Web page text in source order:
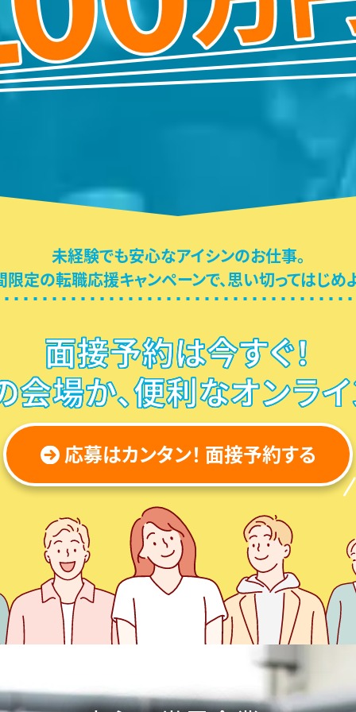
未経験でも安心なアイシンのお仕事。
限定の転職応援キャンペーンで、思い切ってはじめ
面接予約は今すぐ！
会場か、便利なオンライ
応募はカンタン！ 面接予約する